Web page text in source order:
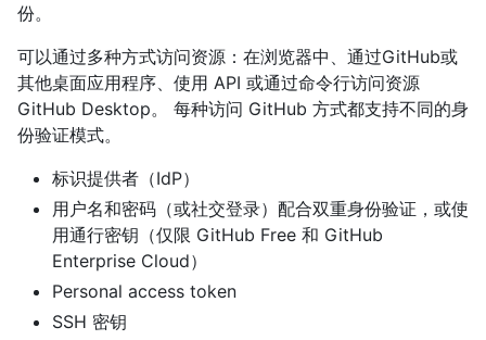
份。
可以通过多种方式访问资源：在浏览器中、通过GitHub或
其他桌面应用程序、使用 API 或通过命令行访问资源
GitHub Desktop。 每种访问 GitHub 方式都支持不同的身
份验证模式。
标识提供者（IdP）
用户名和密码（或社交登录）配合双重身份验证，或使
用通行密钥（仅限 GitHub Free 和 GitHub
Enterprise Cloud）
Personal access token
SSH 密钥